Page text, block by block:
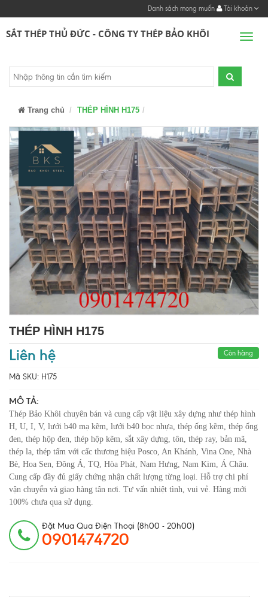
Danh sách mong muốn Tài khoản
SẮT THÉP THỦ ĐỨC - CÔNG TY THÉP BẢO KHÔI
Trang chủ THÉP HÌNH H175
THÉP HÌNH H175
Liên hệ Còn hàng
Mã SKU: H175
MÔ TẢ:
Thép Bảo Khôi chuyên bán và cung cấp vật liệu xây dựng như thép hình
H, U, I, V, lưới b40 mạ kẽm, lưới b40 bọc nhựa, thép ống kẽm, thép ống
đen, thép hộp đen, thép hộp kẽm, sắt xây dựng, tôn, thép ray, bản mã,
thép la, thép tấm với cấc thương hiệu Posco, An Khánh, Vina One, Nhà
Bè, Hoa Sen, Đông Á, TQ, Hòa Phát, Nam Hưng, Nam Kim, Á Châu.
Cung cấp đầy đủ giấy chứng nhận chất lượng từng loại. Hỗ trợ chi phí
vận chuyển và giao hàng tân nơi. Tư vấn nhiệt tình, vui vẻ. Hàng mới
100% chưa qua sử dụng.
Đặt Mua Qua Điện Thoại (8h00 - 20h00)
0901474720